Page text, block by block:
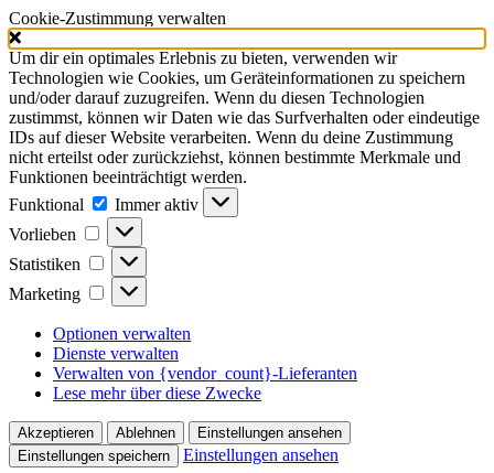
Cookie-Zustimmung verwalten
Um dir ein optimales Erlebnis zu bieten, verwenden wir
Technologien wie Cookies, um Geräteinformationen zu speichern
und/oder darauf zuzugreifen. Wenn du diesen Technologien
zustimmst, können wir Daten wie das Surfverhalten oder eindeutige
IDs auf dieser Website verarbeiten. Wenn du deine Zustimmung
nicht erteilst oder zurückziehst, können bestimmte Merkmale und
Funktionen beeinträchtigt werden.
Funktional
Funktional
Immer aktiv
Vorlieben
Vorlieben
Statistiken Statistiken
Marketing Marketing
Optionen verwalten
Dienste verwalten
Verwalten von {vendor_count}-Lieferanten
Lese mehr über diese Zwecke
Akzeptieren Ablehnen
Einstellungen ansehen
Einstellungen speichern
Einstellungen ansehen